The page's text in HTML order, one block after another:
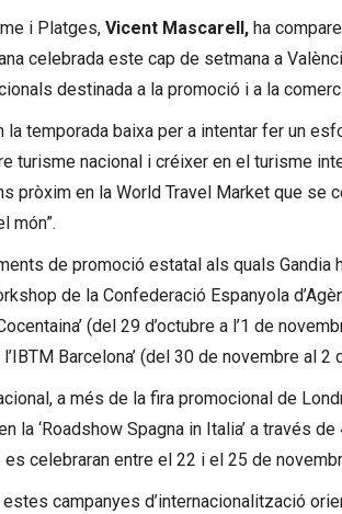
i Platges, Vicent Mascarell, ha
celebrada este cap de setmana a
destinada a la promoció i a la
la temporada baixa per a intentar fer un
turisme nacional i créixer en el turisme
pròxim en la World Travel Market que se
món”.
de promoció estatal als quals Gandia
de la Confederació Espanyola
(del 29 d’octubre a l’1 de
Barcelona’ (del 30 de novembre al 2
a més de la fira promocional de
la ‘Roadshow Spagna in Italia’ a través
celebraran entre el 22 i el 25 de
estes campanyes d’internacionalització